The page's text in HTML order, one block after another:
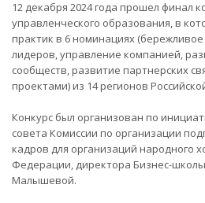
12 декабря 2024 года прошел финал
управленческого образования, в
практик в 6 номинациях
лидеров, управление компанией,
сообществ, развитие партнерских
проектами) из 14 регионов
Конкурс был организован по
совета Комиссии по организации
кадров для организаций народного
Федерации, директора Бизнес-
Малышевой.